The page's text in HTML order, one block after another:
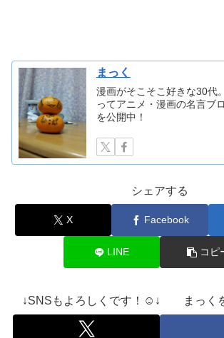
まっく
漫画がそこそこ好きな30代
ってアニメ・漫画の名言ブ
を公開中！
シェアする
X Facebook
LINE コピ
↓SNSもよろしくです！☺️↓ まっく